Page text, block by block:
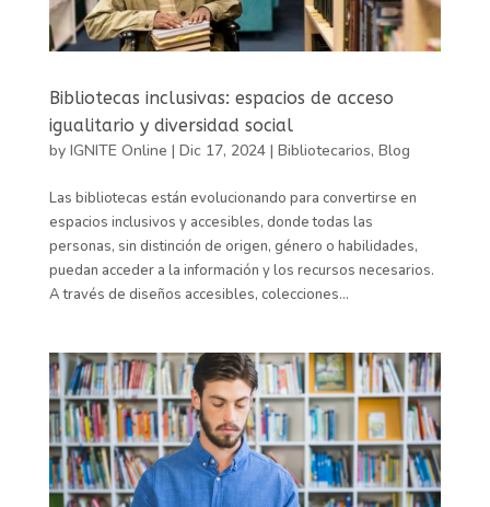
Bibliotecas inclusivas: espacios de acceso
igualitario y diversidad social
by IGNITE Online | Dic 17, 2024| Bibliotecarios, Blog
Las bibliotecas están evolucionando para convertirse en
espacios inclusivos y accesibles, donde todas las
personas, sin distinción de origen, género o habilidades,
puedan acceder a la información y los recursos necesarios.
A través de diseños accesibles, colecciones...